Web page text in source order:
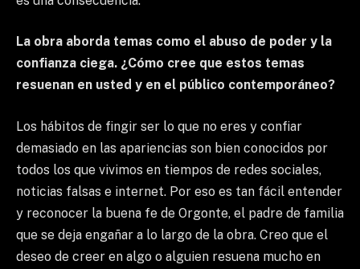
La obra aborda temas como el abuso de poder y la
confianza ciega. ¿Cómo cree que estos temas
resuenan en usted y en el público contemporáneo?
Los hábitos de fingir ser lo que no eres y confiar
demasiado en las apariencias son bien conocidos por
todos los que vivimos en tiempos de redes sociales,
noticias falsas e internet. Por eso es tan fácil entender
y reconocer la buena fe de Orgonte, el padre de familia
que se deja engañar a lo largo de la obra. Creo que el
deseo de creer en algo o alguien resuena mucho en